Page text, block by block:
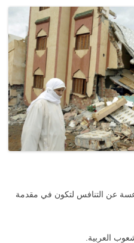
عن التنافس لتكون في مقدمة
العربية.